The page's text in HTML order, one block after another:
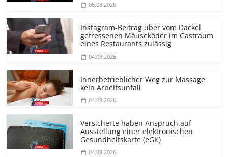
05.08.2026
Instagram-Beitrag über vom Dackel
gefressenen Mäuseköder im Gastraum
eines Restaurants zulässig
04.08.2026
Innerbetrieblicher Weg zur Massage
kein Arbeitsunfall
04.08.2026
Versicherte haben Anspruch auf
Ausstellung einer elektronischen
Gesundheitskarte (eGK)
04.08.2026